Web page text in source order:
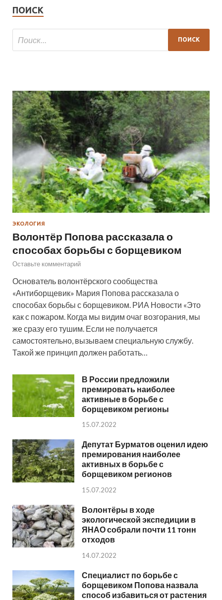
ПОИСК
ЭКОЛОГИЯ
Волонтёр Попова рассказала о
способах борьбы с борщевиком
Оставьте комментарий
Основатель волонтёрского сообщества
«Антиборщевик» Мария Попова рассказала о
способах борьбы с борщевиком. РИА Новости «Это
как с пожаром. Когда мы видим очаг возгорания, мы
же сразу его тушим. Если не получается
самостоятельно, вызываем специальную службу.
Такой же принцип должен работать…
В России предложили
премировать наиболее
активные в борьбе с
борщевиком регионы
15.07.2022
Депутат Бурматов оценил идею
премирования наиболее
активных в борьбе с
борщевиком регионов
15.07.2022
Волонтёры в ходе
экологической экспедиции в
ЯНАО собрали почти 11 тонн
отходов
14.07.2022
Специалист по борьбе с
борщевиком Попова назвала
способ избавиться от растения